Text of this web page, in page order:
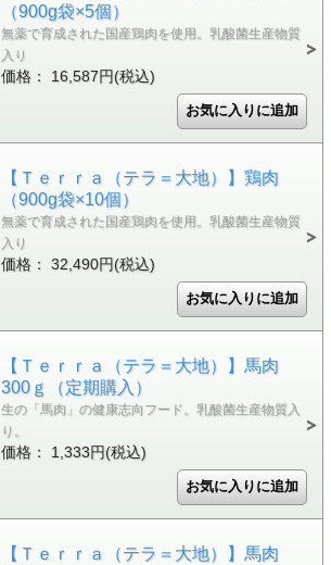
（900g袋×5個）
無薬で育成された国産鶏肉を使用。乳酸菌生産物質
入り
価格： 16,587円(税込)
【Ｔｅｒｒａ（テラ＝大地）】鶏肉
（900g袋×10個）
無薬で育成された国産鶏肉を使用。乳酸菌生産物質
入り
価格： 32,490円(税込)
【Ｔｅｒｒａ（テラ＝大地）】馬肉
300ｇ（定期購入）
生の「馬肉」の健康志向フード。乳酸菌生産物質入
り。
価格： 1,333円(税込)
【Ｔｅｒｒａ（テラ＝大地）】馬肉